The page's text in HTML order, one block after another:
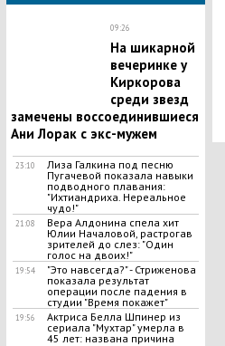
09:26
На шикарной
вечеринке у
Киркорова
среди звезд
замечены воссоединившиеся
Ани Лорак с экс-мужем
23:10
Лиза Галкина под песню
Пугачевой показала навыки
подводного плавания:
"Ихтиандриха. Нереальное
чудо!"
21:08
Вера Алдонина спела хит
Юлии Началовой, растрогав
зрителей до слез: "Один
голос на двоих!"
19:54
"Это навсегда?" - Стриженова
показала результат
операции после падения в
студии "Время покажет"
19:56
Актриса Белла Шпинер из
сериала "Мухтар" умерла в
45 лет: названа причина